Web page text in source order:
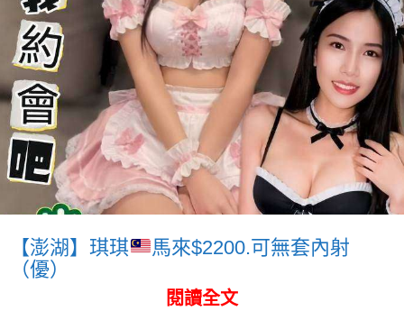
【澎湖】琪琪
馬來$2200.可無套內射
（優）
閱讀全文